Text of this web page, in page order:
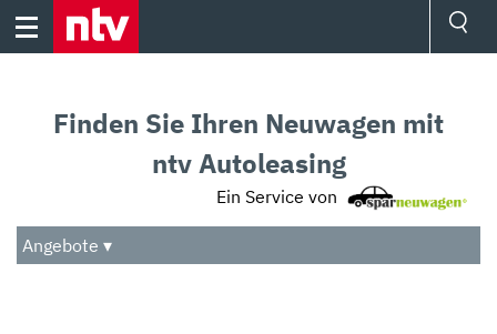
Skip
Audio
Das Beste
Finden Sie Ihren Neuwagen mit
ntv Autoleasing
Ein Service von
Angebote ▾